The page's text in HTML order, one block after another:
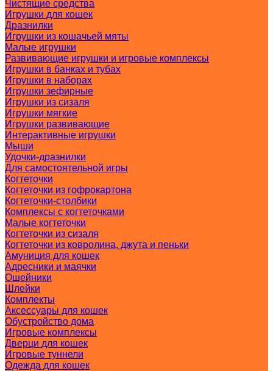
Чистящие средства
Игрушки для кошек
Дразнилки
Игрушки из кошачьей мяты
Малые игрушки
Развивающие игрушки и игровые комплексы
Игрушки в банках и тубах
Игрушки в наборах
Игрушки зефирные
Игрушки из сизаля
Игрушки мягкие
Игрушки развивающие
Интерактивные игрушки
Мыши
Удочки-дразнилки
Для самостоятельной игры
Когтеточки
Когтеточки из гофрокартона
Когтеточки-столбики
Комплексы с когтеточками
Малые когтеточки
Когтеточки из сизаля
Когтеточки из ковролина, джута и пеньки
Амуниция для кошек
Адресники и маячки
Ошейники
Шлейки
Комплекты
Аксессуары для кошек
Обустройство дома
Игровые комплексы
Дверци для кошек
Игровые туннели
Одежда для кошек